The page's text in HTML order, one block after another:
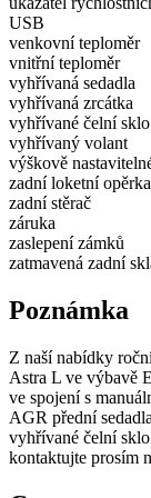
USB
venkovní teploměr
vnitřní teploměr
vyhřívaná sedadla
vyhřívaná zrcátka
vyhřívané čelní sklo
vyhřívaný volant
výškově
zadní loketní opěrka
zadní stěrač
záruka
zaslepení zámků
zatmavená zadní
Poznámka
Z naší nabídky
Astra L ve výbavě
ve spojení s
AGR přední
vyhřívané čelní
kontaktujte prosím